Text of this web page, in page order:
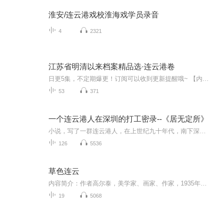
淮安/连云港戏校淮海戏学员录音
4 2321
江苏省明清以来档案精品选·连云港卷
53 371
一个连云港人在深圳的打工密录--《居无定所》
126 5536
草色连云
19 5068